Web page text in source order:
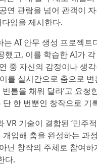
연 관람을 넘어 관객이
다임을 제시한다.
하는 AI 안무 생성 프로젝
했고, 이를 학습한 AI가
중 자신의 감정이나 생
를 실시간으로 춤으로
틈을 채워 달라’고 요
한 번뿐인 창작으로 기
기술이 결합된 ‘민주
입해 춤을 완성하는 과
닌 창작의 주체로 참여
다.